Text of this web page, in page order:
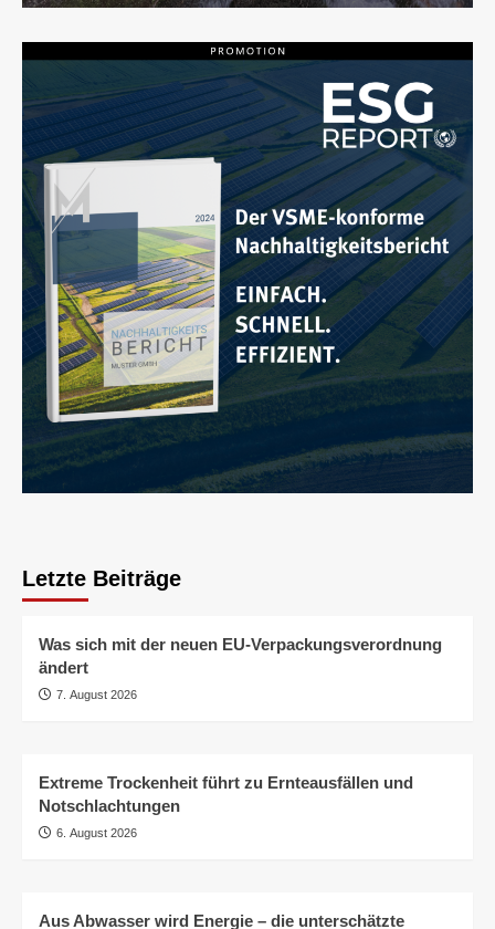
Letzte Beiträge
Was sich mit der neuen EU-Verpackungsverordnung
ändert
7. August 2026
Extreme Trockenheit führt zu Ernteausfällen und
Notschlachtungen
6. August 2026
Aus Abwasser wird Energie – die unterschätzte